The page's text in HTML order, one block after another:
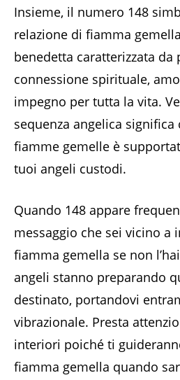
Insieme, il numero 148
relazione di fiamma
benedetta caratterizzata da
connessione spirituale,
impegno per tutta la vita.
sequenza angelica
fiamme gemelle è
tuoi angeli custodi.
Quando 148 appare
messaggio che sei vicino a
fiamma gemella se non
angeli stanno preparando
destinato, portandovi
vibrazionale. Presta
interiori poiché ti
fiamma gemella quando